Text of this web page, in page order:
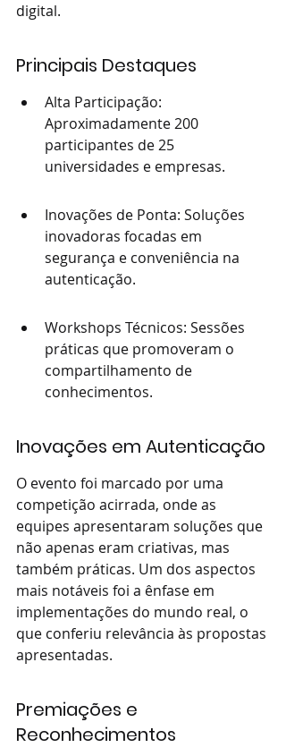
digital.
Principais Destaques
Alta Participação:
Aproximadamente 200
participantes de 25
universidades e empresas.
Inovações de Ponta: Soluções
inovadoras focadas em
segurança e conveniência na
autenticação.
Workshops Técnicos: Sessões
práticas que promoveram o
compartilhamento de
conhecimentos.
Inovações em Autenticação
O evento foi marcado por uma
competição acirrada, onde as
equipes apresentaram soluções que
não apenas eram criativas, mas
também práticas. Um dos aspectos
mais notáveis foi a ênfase em
implementações do mundo real, o
que conferiu relevância às propostas
apresentadas.
Premiações e
Reconhecimentos